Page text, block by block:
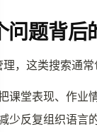
问题背
，这类搜索通常
把课堂表现、作业
减少反复组织语言